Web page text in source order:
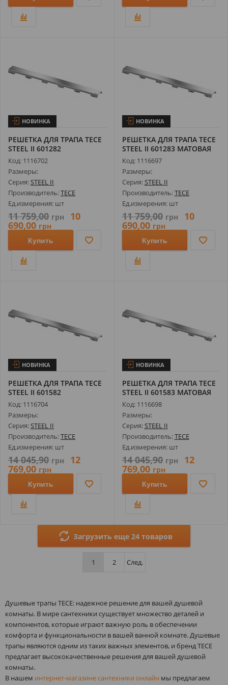
НОВИНКА
РЕШЕТКА ДЛЯ ТРАПА TECE
STEEL II 601282
ПОЛИРОВАННАЯ ...
Код: 1116702
Размеры:
Серия:STEEL II
Производитель:TECE
Ед.измерения: шт
11 759,00 грн 10
690,00 грн
Купить
НОВИНКА
РЕШЕТКА ДЛЯ ТРАПА TECE
STEEL II 601283 МАТОВАЯ
ДЛЯ К...
Код: 1116697
Размеры:
Серия:STEEL II
Производитель:TECE
Ед.измерения: шт
11 759,00 грн 10
690,00 грн
Купить
НОВИНКА
РЕШЕТКА ДЛЯ ТРАПА TECE
STEEL II 601582
ПОЛИРОВАННАЯ ...
Код: 1116704
Размеры:
Серия:STEEL II
Производитель:TECE
Ед.измерения: шт
14 045,90 грн 12
769,00 грн
Купить
НОВИНКА
РЕШЕТКА ДЛЯ ТРАПА TECE
STEEL II 601583 МАТОВАЯ
ДЛЯ К...
Код: 1116698
Размеры:
Серия:STEEL II
Производитель:TECE
Ед.измерения: шт
14 045,90 грн 12
769,00 грн
Купить
Загрузить еще 24 товаров
1 2 След.
Душевые трапы TECE: надежное решение для вашей душевой
комнаты. В мире сантехники существует множество деталей и
компонентов, которые играют важную роль в обеспечении
комфорта и функциональности в вашей ванной комнате. Душевые
трапы являются одним из таких важных элементов, и бренд TECE
предлагает высококачественные решения для вашей душевой
комнаты.
В нашем интернет-магазине сантехники онлайн мы предлагаем